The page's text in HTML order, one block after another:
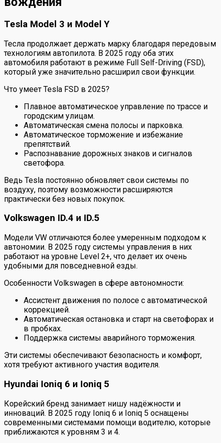
Tesla Model 3 и Model Y
Тесла продолжает держать марку благодаря передовым
технологиям автопилота. В 2025 году оба этих
автомобиля работают в режиме Full Self-Driving (FSD),
который уже значительно расширил свои функции.
Что умеет Tesla FSD в 2025?
Плавное автоматическое управление по трассе и
городским улицам.
Автоматическая смена полосы и парковка.
Автоматическое торможение и избежание
препятствий.
Распознавание дорожных знаков и сигналов
светофора.
Ведь Tesla постоянно обновляет свои системы по
воздуху, поэтому возможности расширяются
практически без новых покупок.
Volkswagen ID.4 и ID.5
Модели VW отличаются более умеренным подходом к
автономии. В 2025 году системы управления в них
работают на уровне Level 2+, что делает их очень
удобными для повседневной езды.
Особенности Volkswagen в сфере автономности:
Ассистент движения по полосе с автоматической
коррекцией.
Автоматическая остановка и старт на светофорах и
в пробках.
Поддержка системы аварийного торможения.
Эти системы обеспечивают безопасность и комфорт,
хотя требуют активного участия водителя.
Hyundai Ioniq 6 и Ioniq 5
Корейский бренд занимает нишу надёжности и
инноваций. В 2025 году Ioniq 6 и Ioniq 5 оснащены
современными системами помощи водителю, которые
приближаются к уровням 3 и 4.